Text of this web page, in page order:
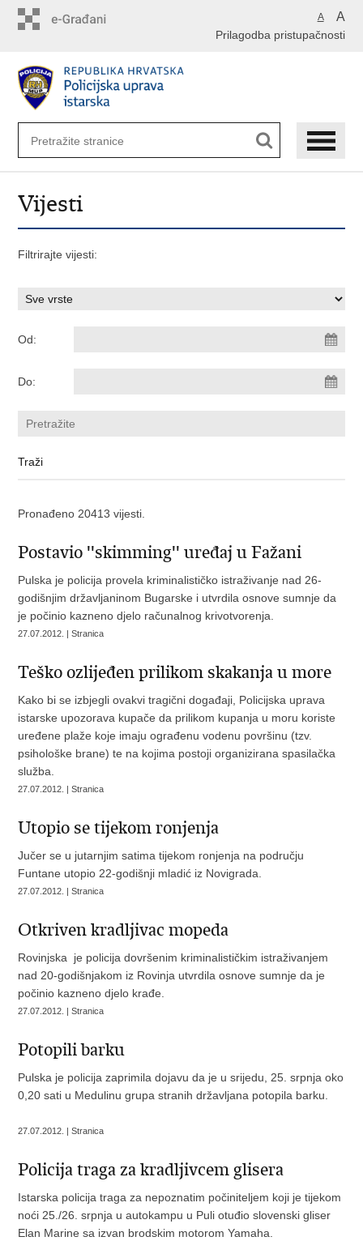
A A
Prilagodba pristupačnosti
Vijesti
Filtrirajte vijesti:
Od:
Do:
Pronađeno 20413 vijesti.
Postavio ''skimming'' uređaj u Fažani
Pulska je policija provela kriminalističko istraživanje nad 26-
godišnjim državljaninom Bugarske i utvrdila osnove sumnje da
je počinio kazneno djelo računalnog krivotvorenja.
27.07.2012. | Stranica
Teško ozlijeđen prilikom skakanja u more
Kako bi se izbjegli ovakvi tragični događaji, Policijska uprava
istarske upozorava kupače da prilikom kupanja u moru koriste
uređene plaže koje imaju ograđenu vodenu površinu (tzv.
psihološke brane) te na kojima postoji organizirana spasilačka
služba.
27.07.2012. | Stranica
Utopio se tijekom ronjenja
Jučer se u jutarnjim satima tijekom ronjenja na području
Funtane utopio 22-godišnji mladić iz Novigrada.
27.07.2012. | Stranica
Otkriven kradljivac mopeda
Rovinjska je policija dovršenim kriminalističkim istraživanjem
nad 20-godišnjakom iz Rovinja utvrdila osnove sumnje da je
počinio kazneno djelo krađe.
27.07.2012. | Stranica
Potopili barku
Pulska je policija zaprimila dojavu da je u srijedu, 25. srpnja oko
0,20 sati u Medulinu grupa stranih državljana potopila barku.
27.07.2012. | Stranica
Policija traga za kradljivcem glisera
Istarska policija traga za nepoznatim počiniteljem koji je tijekom
noći 25./26. srpnja u autokampu u Puli otuđio slovenski gliser
Elan Marine sa izvan brodskim motorom Yamaha.